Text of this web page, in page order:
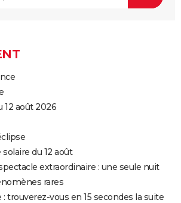
12 août 2026
du 12 août
extraordinaire : une seule nuit
rares
trouverez-vous en 15 secondes la suite